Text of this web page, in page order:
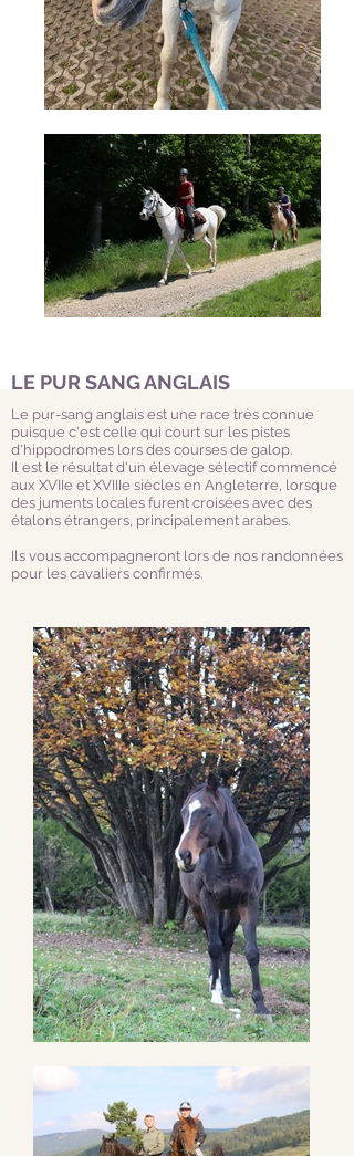
LE PUR SANG ANGLAIS
Le pur-sang anglais est une race très connue
puisque c'est celle qui court sur les pistes
d'hippodromes lors des courses de galop.
Il est le résultat d'un élevage sélectif commencé
aux XVIIe et XVIIIe siècles en Angleterre, lorsque
des juments locales furent croisées avec des
étalons étrangers, principalement arabes.
Ils vous accompagneront lors de nos randonnées
pour les cavaliers confirmés.